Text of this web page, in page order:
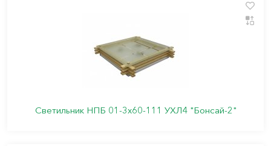
Светильник НПБ 01-3х60-111 УХЛ4 "Бонсай-2"